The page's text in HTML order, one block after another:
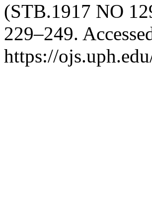
(STB.1917 NO
229–249.
https://